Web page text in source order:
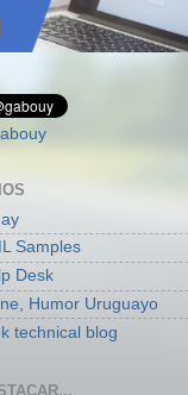
Samples
Desk
Humor Uruguayo
technical blog